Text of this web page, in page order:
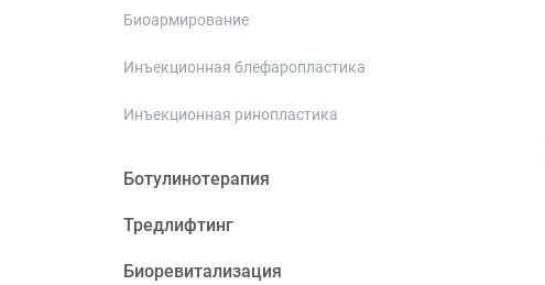
Биоармирование
Инъекционная блефаропластика
Инъекционная ринопластика
Ботулинотерапия
Тредлифтинг
Биоревитализация